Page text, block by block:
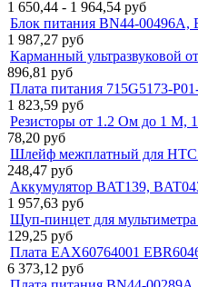
1 650,44 - 1 964,54 руб
Блок питания BN44-00496A,
1 987,27 руб
Карманный ультразвуковой
896,81 руб
Плата питания 715G5173-
1 823,59 руб
Резисторы от 1.2 Ом до 1 М,
78,20 руб
Шлейф межплатный для HTC
248,47 руб
Аккумулятор BAT139,
1 957,63 руб
Щуп-пинцет для
129,25 руб
Плата EAX60764001
6 373,12 руб